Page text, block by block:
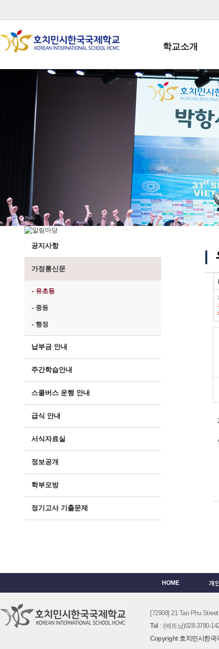
학교소개
학교장인사말
학생회장인사말
학교상징
학교 CI
교직원현황
학생현황
위치/전화
전경사진
공지사항
가정통신문
- 유초등
- 중등
- 행정
납부금 안내
주간학습안내
스쿨버스 운행 안내
급식 안내
서식자료실
정보공개
학부모방
정기고사 기출문제
HOME 개
[72908] 21 Tan Phu
Tel : (베트남)028-3780-
Copyright 호치민시한국